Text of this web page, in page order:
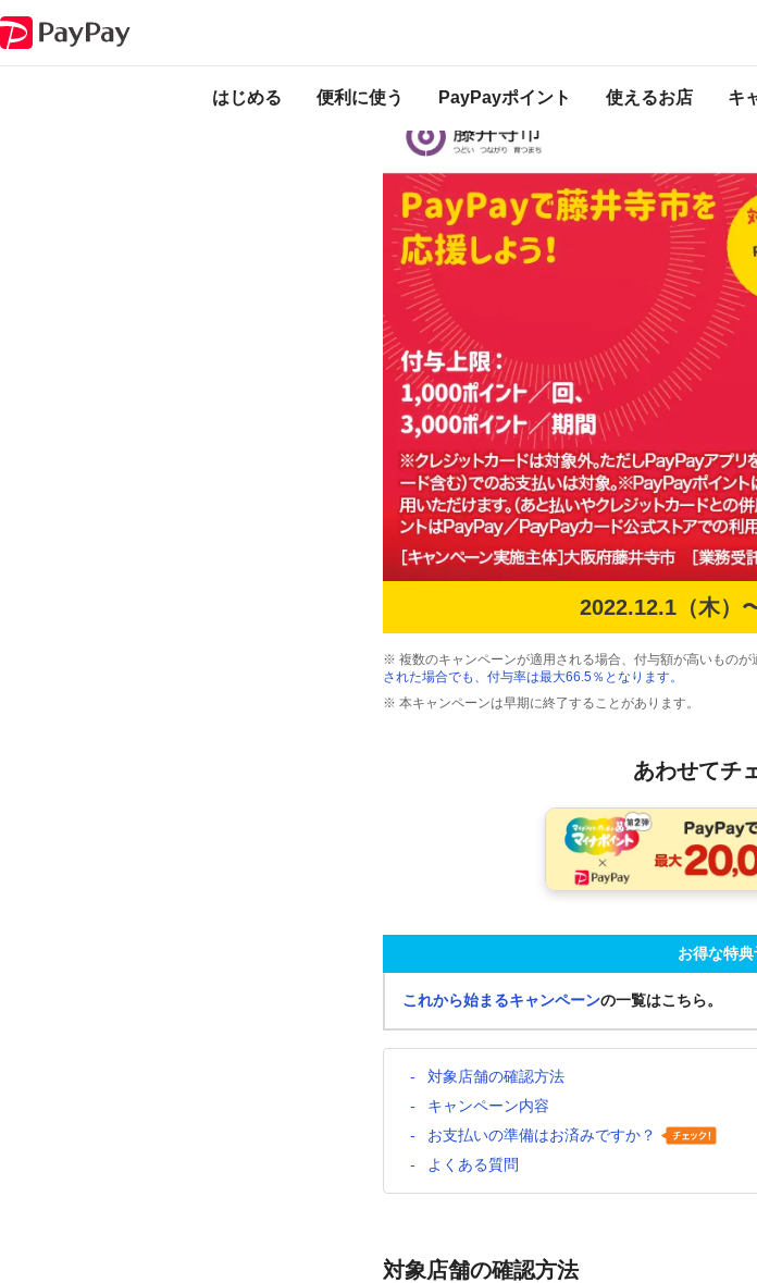
はじめる 便利に使う PayPayポイント 使えるお店 キ
のになります。開催中のキャンペーン一覧
2022.12.1（木）
※ 複数のキャンペーンが適用される場合、付与額が高いものが
された場合でも、付与率は最大66.5％となります。
※ 本キャンペーンは早期に終了することがあります。
あわせてチ
お得な特
これから始まるキャンペーンの一覧はこちら。
対象店舗の確認方法
キャンペーン内容
お支払いの準備はお済みですか？
よくある質問
対象店舗の確認方法